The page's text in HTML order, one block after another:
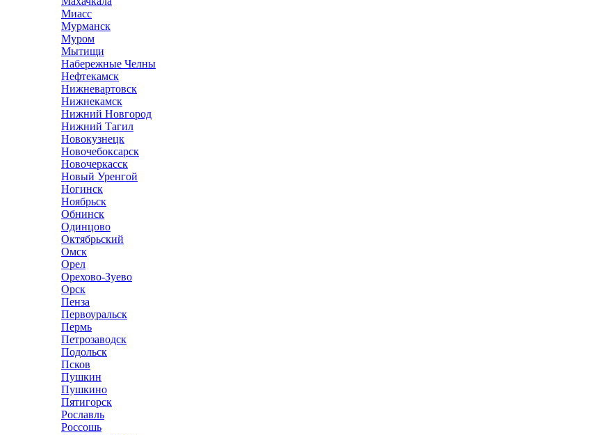
Миасс
Мурманск
Муром
Мытищи
Набережные Челны
Нефтекамск
Нижневартовск
Нижнекамск
Нижний Новгород
Нижний Тагил
Новокузнецк
Новочебоксарск
Новочеркасск
Новый Уренгой
Ногинск
Ноябрьск
Обнинск
Одинцово
Октябрьский
Омск
Орел
Орехово-Зуево
Орск
Пенза
Первоуральск
Пермь
Петрозаводск
Подольск
Псков
Пушкин
Пушкино
Пятигорск
Рославль
Россошь